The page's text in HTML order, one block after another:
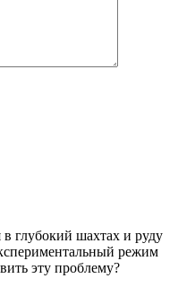
глубокий шахтах и руду
режим
эту проблему?